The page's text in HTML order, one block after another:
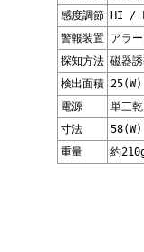
感度調節
HI /
警報装置 アラ
探知方法 磁器
検出面積
電源
単三
寸法
重量
約